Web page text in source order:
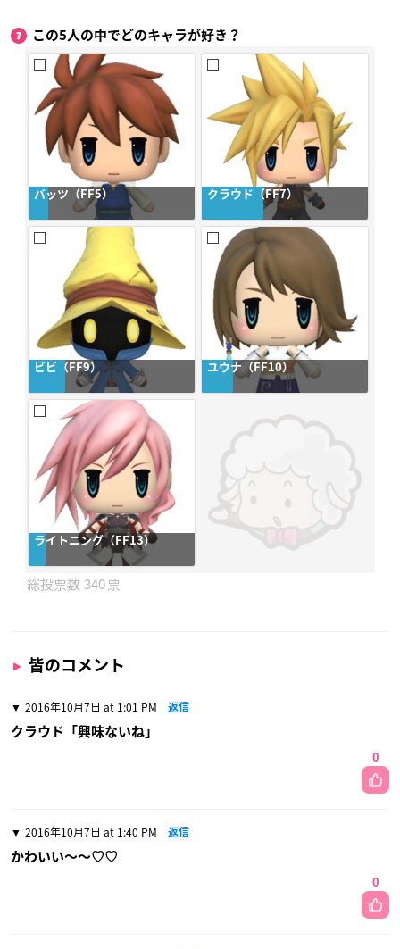
この5人の中でどのキャラが好き？
バッツ（FF5） クラウド（FF7）
ビビ（FF9） ユウナ（FF10）
ライトニング（FF13）
340
皆のコメント
2016年10月7日 at 1:01 PM 返信
クラウド「興味ないね」
0
2016年10月7日 at 1:40 PM 返信
かわいい〜〜♡♡
0